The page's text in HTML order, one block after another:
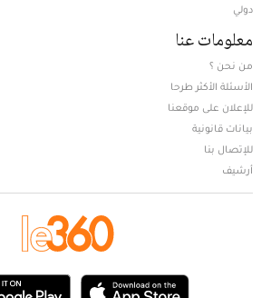
دولي
معلومات عنا
من نحن ؟
الأسئلة الأكثر طرحا
للإعلان على موقعنا
بيانات قانونية
للإتصال بنا
أرشيف